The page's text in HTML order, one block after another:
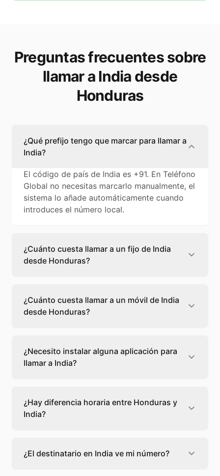
Preguntas frecuentes sobre
llamar a India desde
Honduras
¿Qué prefijo tengo que marcar para llamar a
India?
El código de país de India es +91. En Teléfono
Global no necesitas marcarlo manualmente, el
sistema lo añade automáticamente cuando
introduces el número local.
¿Cuánto cuesta llamar a un fijo de India
desde Honduras?
cuesta 0,11 €/min con Teléfono Global. Verás
el precio exacto antes de marcar para que
sepas qué vas a gastar.
¿Cuánto cuesta llamar a un móvil de India
desde Honduras?
cuesta 0,11 €/min con Teléfono Global. Pagas
solo los minutos que hablas, sin cuotas ni
permanencia.
¿Necesito instalar alguna aplicación para
llamar a India?
desde tu navegador web. Solo necesitas una
conexión a internet y podrás llamar
directamente a India.
¿Hay diferencia horaria entre Honduras y
India?
escoge el mejor momento
llamar a a India.
¿El destinatario en India ve mi número?